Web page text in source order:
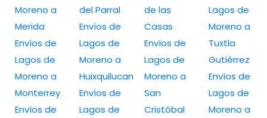
Moreno a
Merida
Envíos de
Lagos de
Moreno a
Monterrey
Envíos de
del Parral
Envíos de
Lagos de
Moreno a
Huixquilucan
Envíos de
Lagos de
de las
Casas
Envíos de
Lagos de
Moreno a
San
Cristóbal
Lagos de
Moreno a
Tuxtla
Gutiérrez
Envíos de
Lagos de
Moreno a